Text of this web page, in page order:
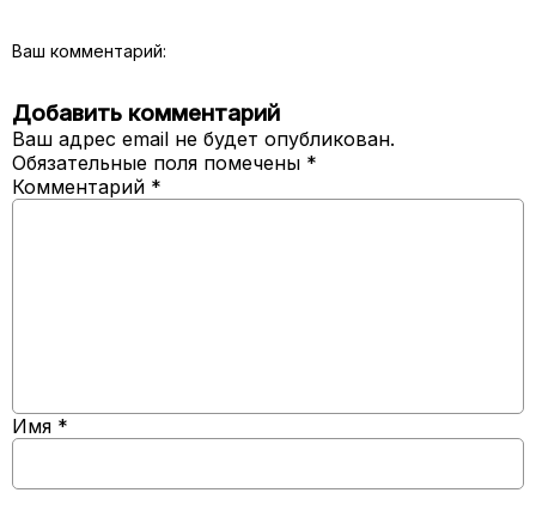
Ваш комментарий:
Добавить комментарий
Ваш адрес email не будет опубликован.
Обязательные поля помечены *
Комментарий *
Имя *